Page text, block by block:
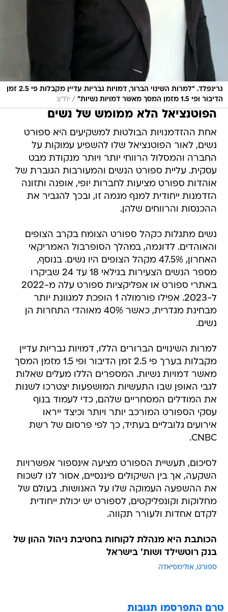
גרינפלד. "למרות השינוי הברור, דמויות גבריות עדיין מקבלות פי 2.5 זמן
הדיבור ופי 1.5 מזמן המסך מאשר דמויות נשיות"
/ יח"צ
הפוטנציאל הלא ממומש של נשים
אחת ההזדמנויות הבולטות למשקיעים היא ספורט
נשים, לאור הפוטנציאל שלו להשפיע עמוקות על
החברה והמסלול הרווחי יותר ויותר מנקודת מבט
עסקית. עליית ספורט הנשים והמעורבות הגוברת של
אוהדות ספורט מציעות לחברות יופי, אופנה ותזונה
הזדמנות ייחודית למנף מגמה זו, ובכך להגביר את
ההכנסות והרווחים שלהן.
נשים מתגלות כקהל ספורט הצומח בקרב הצופים
והאוהדים. לדוגמה, במהלך הסופרבול האמריקאי
האחרון, 47.5% מקהל הצופים היו נשים. בנוסף,
מספר הנשים הצעירות בגילאי 18 עד 24 שביקרו
באתרי ספורט או אפליקציות ספורט עלה מ-2022
ל-2023. אפילו פורמולה 1 הופכת למגוונת יותר
מבחינת מגדרית, כאשר 40% מאוהדי התחרות הן
נשים.
למרות השינויים הברורים הללו, דמויות גבריות עדיין
מקבלות בערך פי 2.5 זמן הדיבור ופי 1.5 מזמן המסך
מאשר דמויות נשיות. המספרים הללו מעלים שאלות
לגבי האופן שבו התעשיות המושפעות יצטרכו לשנות
את המודלים המסחריים שלהם, כדי לעמוד בנוף
עסקי הספורט המורכב יותר ויותר וכיצד ייראו
אירועים גלובליים בעתיד, כך לפי פרסום של רשת
CNBC.
לסיכום, תעשיית הספורט מציעה אינספור אפשרויות
השקעה, אך בין השיקולים פיננסיים, אסור לנו לשכוח
את ההשפעה העמוקה שלו על האנושות. בעולם של
מחלוקות וקונפליקטים, לספורט יש יכולת ייחודית
לקדם אחדות ולעורר תקווה.
הכותבת היא מנהלת לקוחות בחטיבת ניהול ההון של
בנק רוטשילד ושות' בישראל
ספורט אולימפיאדה
טרם התפרסמו תגובות